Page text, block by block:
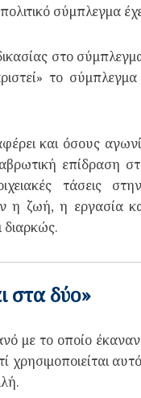
σύμπλεγμα
στο
το
και όσους
επίδραση
τάσεις
η ζωή, η εργασία
διαρκώς.
στα δύο»
με το οποίο
χρησιμοποιείται